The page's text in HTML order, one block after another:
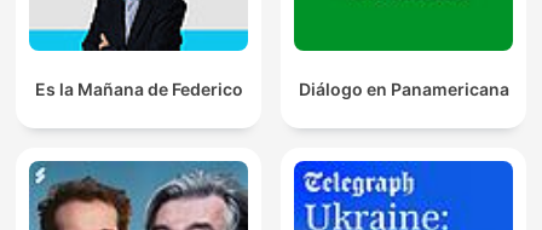
Es la Mañana de Federico Diálogo en Panamericana